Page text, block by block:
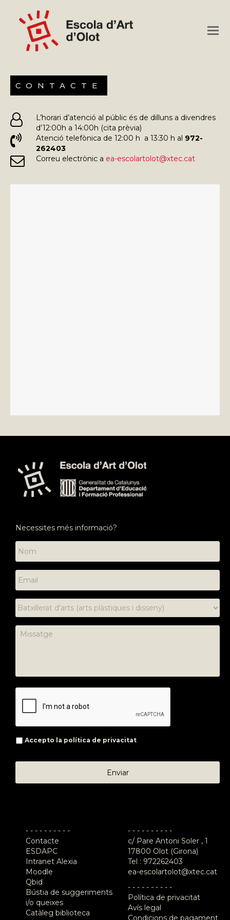
CONTACTE
L’horari d’atenció al públic és de dilluns a divendres
d’12:00h a 14:00h (cita prèvia)
Atenció telefònica de 12:00 h a 13:30 h al 972-
262403
Correu electrònic a ea-escolartolot@xtec.cat
Necessites més informació?
Accepto la política de privacitat
- - - - - - - - - -
Contacte
ESDAPC
Intranet Alexia
Moodle
Qbid
Bústia de suggeriments
i/o queixes
Catàleg biblioteca
- - - - - - - - - -
c/ Pare Antoni Soler , 1
17800 Olot (Girona)
Tel : 972262403
ea-escolartolot@xtec.cat
- - - - - - - - - -
Política de privacitat
Avís legal
Condicions de pagament